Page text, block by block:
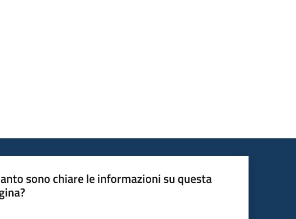
sono chiare le informazioni su questa